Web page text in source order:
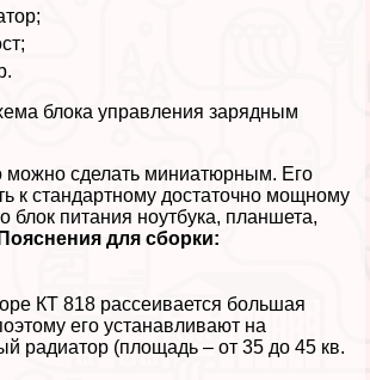
блока управления зарядным
можно сделать миниатюрным. Его
к стандартному достаточно мощному
блок питания ноутбука, планшета,
Пояснения для сборки:
КТ 818 рассеивается большая
его устанавливают на
радиатор (площадь – от 35 до 45 кв.